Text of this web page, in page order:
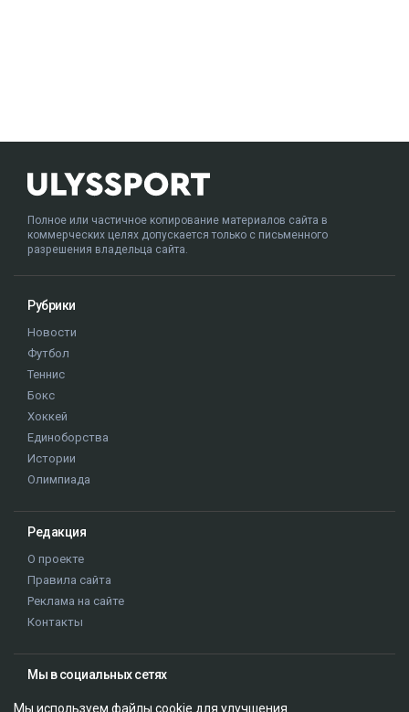
Полное или частичное копирование материалов сайта в
коммерческих целях допускается только с письменного
разрешения владельца сайта.
Рубрики
Новости
Футбол
Теннис
Бокс
Хоккей
Единоборства
Истории
Олимпиада
Редакция
О проекте
Правила сайта
Реклама на сайте
Контакты
Мы в социальных сетях
Мы используем файлы cookie для улучшения